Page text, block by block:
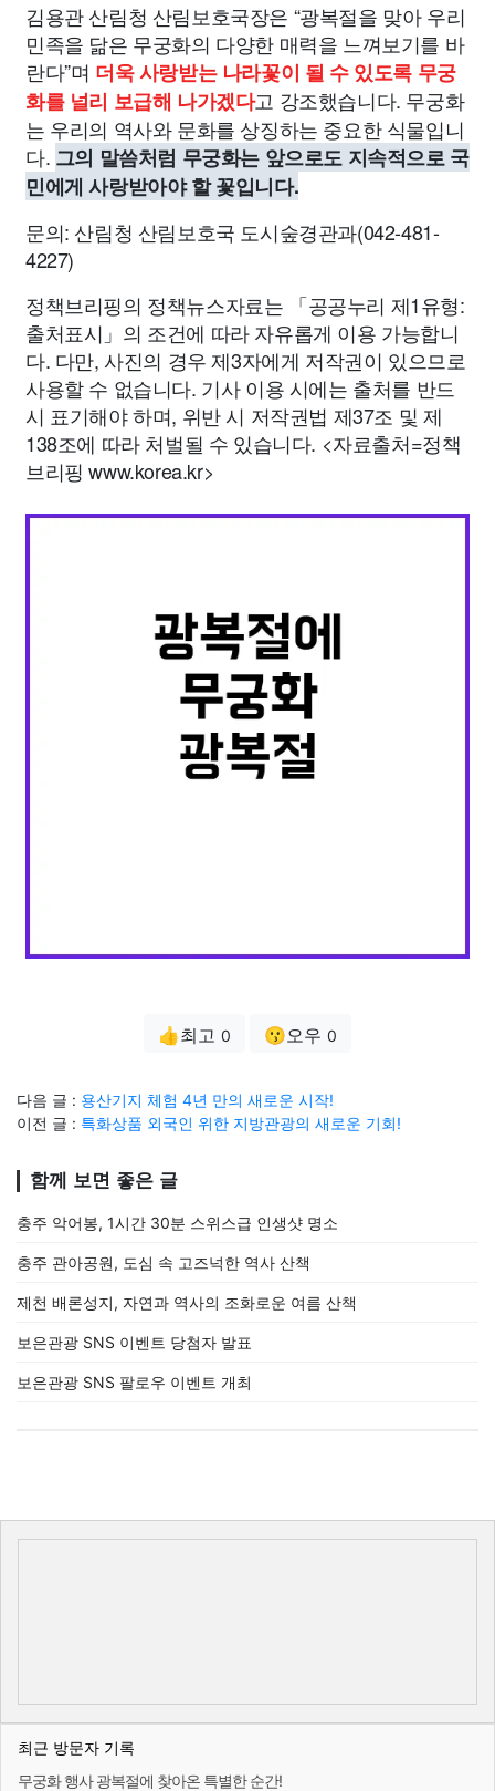
김용관 산림청 산림보호국장은 “광복절을 맞아 우리
민족을 닮은 무궁화의 다양한 매력을 느껴보기를 바
란다”며 더욱 사랑받는 나라꽃이 될 수 있도록 무궁
화를 널리 보급해 나가겠다고 강조했습니다. 무궁화
는 우리의 역사와 문화를 상징하는 중요한 식물입니
다. 그의 말씀처럼 무궁화는 앞으로도 지속적으로 국
민에게 사랑받아야 할 꽃입니다.
문의: 산림청 산림보호국 도시숲경관과(042-481-
4227)
정책브리핑의 정책뉴스자료는 「공공누리 제1유형:
출처표시」의 조건에 따라 자유롭게 이용 가능합니
다. 다만, 사진의 경우 제3자에게 저작권이 있으므로
사용할 수 없습니다. 기사 이용 시에는 출처를 반드
시 표기해야 하며, 위반 시 저작권법 제37조 및 제
138조에 따라 처벌될 수 있습니다. <자료출처=정책
브리핑 www.korea.kr>
👍최고 0 😗오우 0
다음 글 : 용산기지 체험 4년 만의 새로운 시작!
이전 글 : 특화상품 외국인 위한 지방관광의 새로운 기회!
함께 보면 좋은 글
충주 악어봉, 1시간 30분 스위스급 인생샷 명소
충주 관아공원, 도심 속 고즈넉한 역사 산책
제천 배론성지, 자연과 역사의 조화로운 여름 산책
보은관광 SNS 이벤트 당첨자 발표
보은관광 SNS 팔로우 이벤트 개최
최근 방문자 기록
무궁화 행사 광복절에 찾아온 특별한 순간!